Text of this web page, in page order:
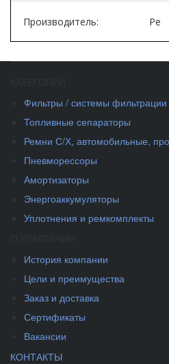
Производитель: Pe
Фильтры / системы фильтрации
Топливные сепараторы
Ремни С/Х, автомобильные,
Пневморессоры
Амортизаторы
Энергоаккумуляторы
Уплотнения и ремкомплекты
История компании
Цели и преимущества
Заказ и доставка
Сертификаты
Вакансии
КОНТАКТЫ